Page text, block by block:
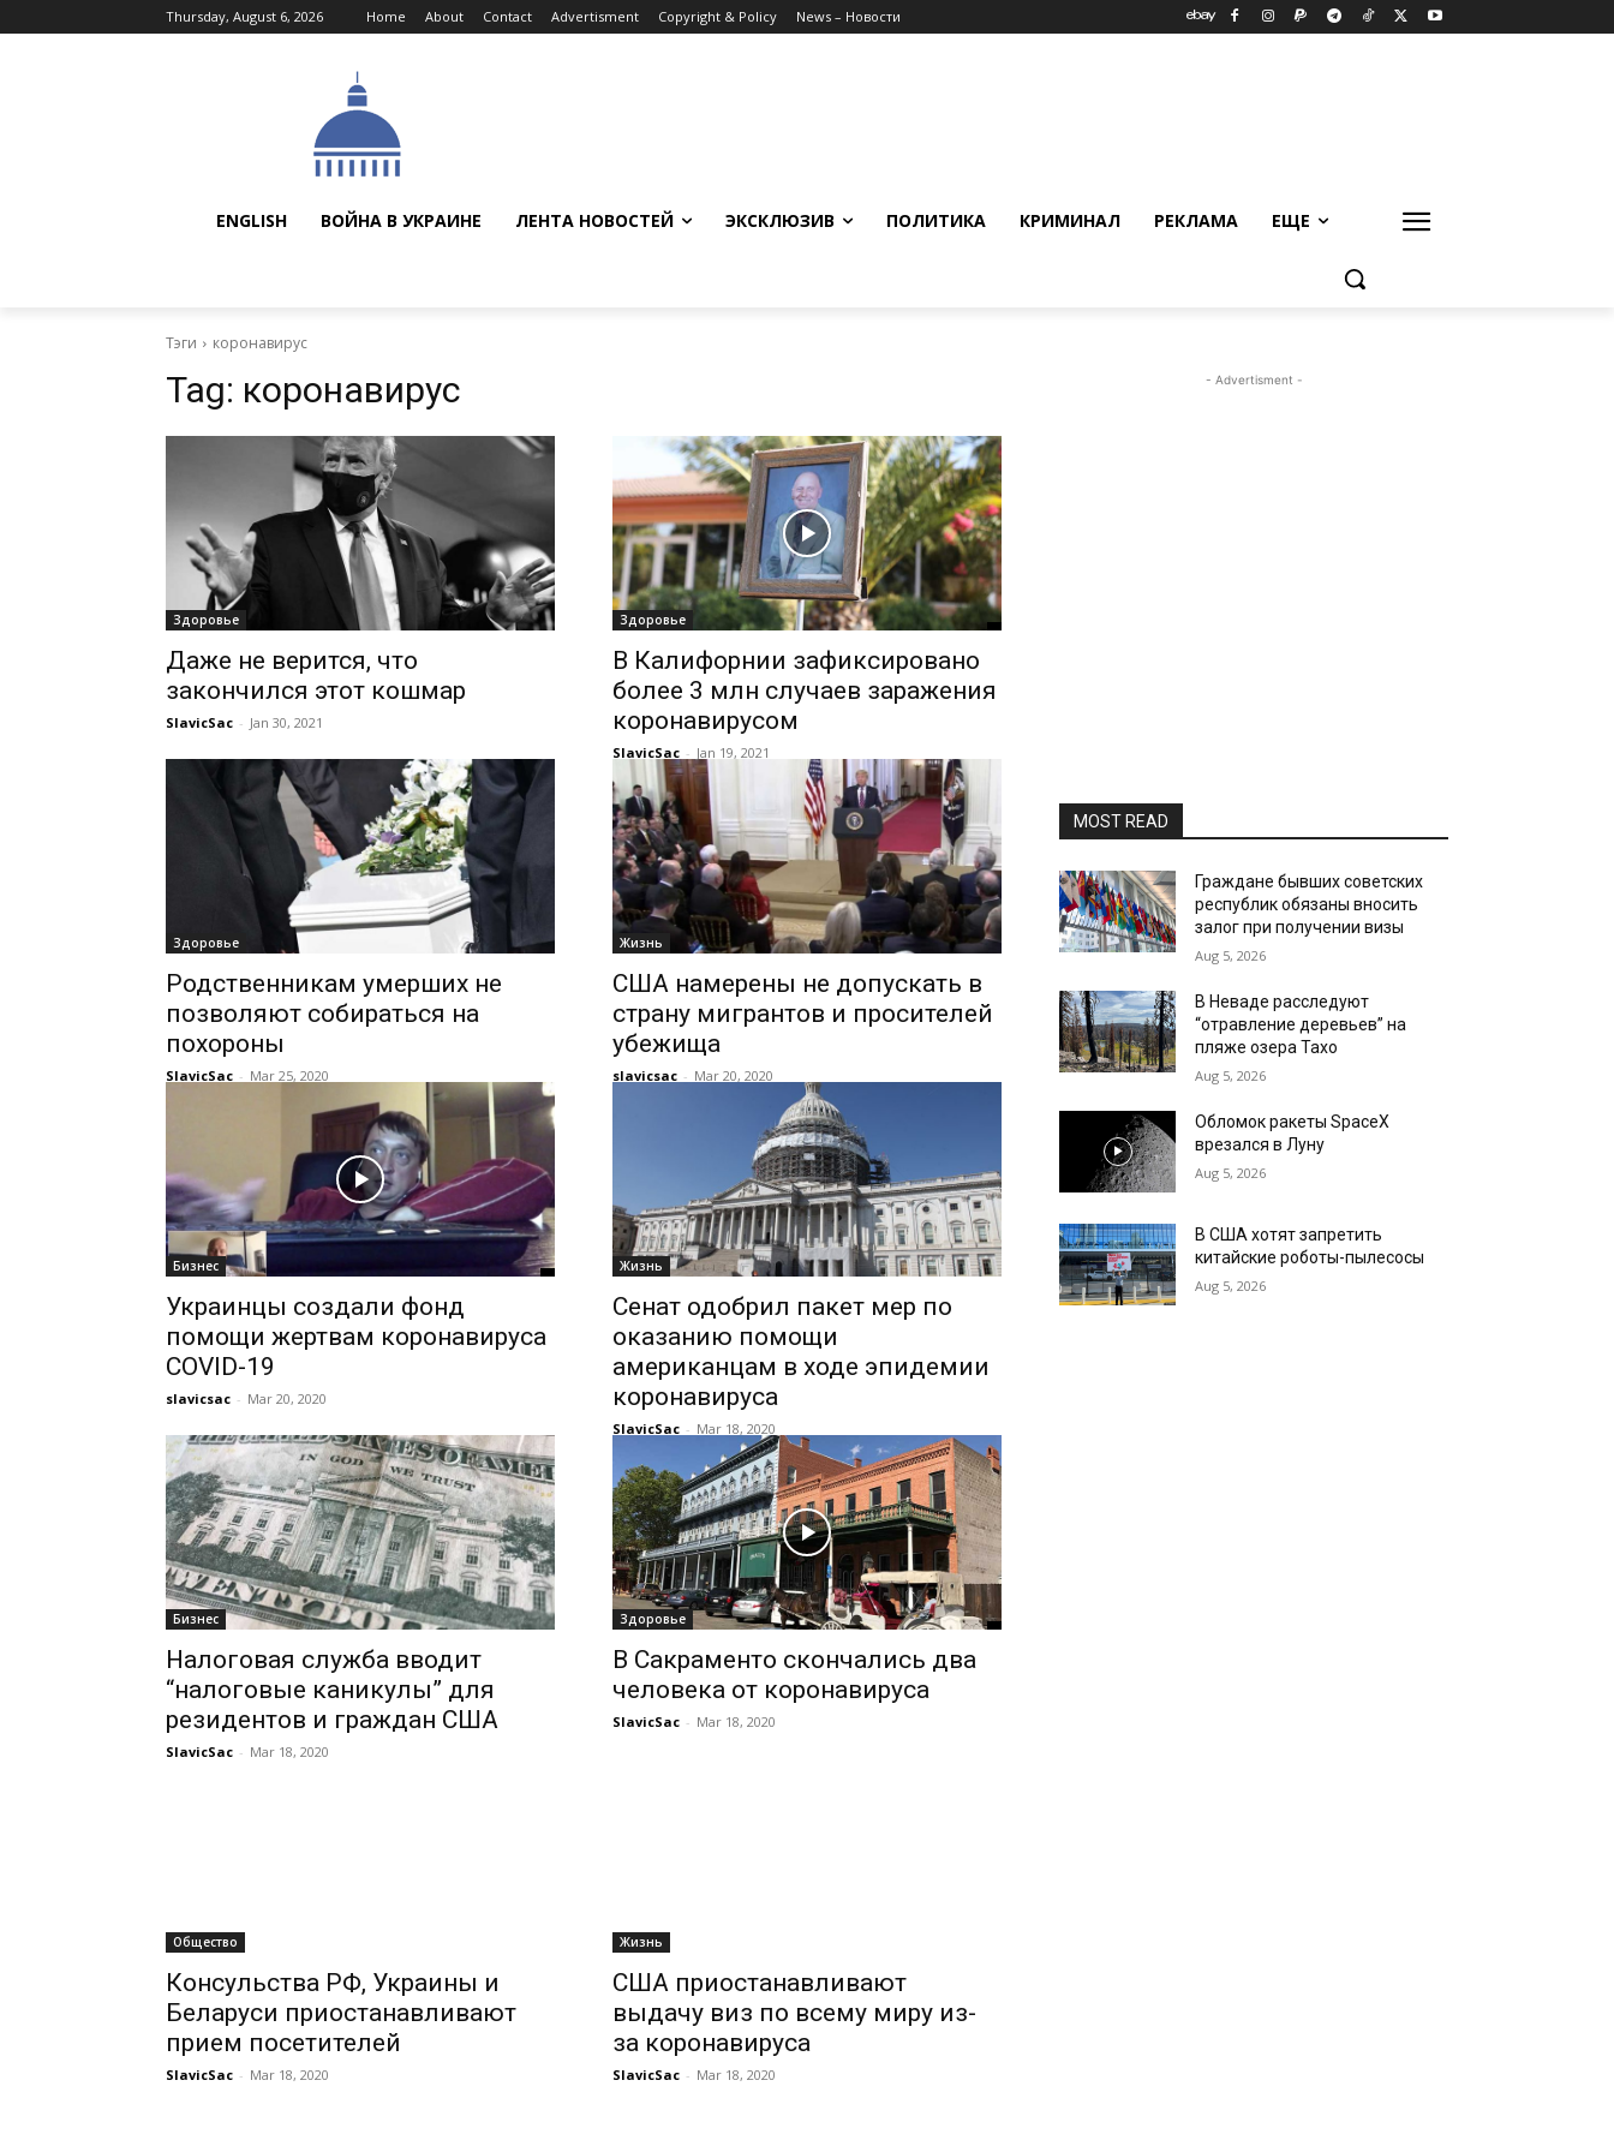
Thursday, August 6, 2026 Home About Contact Advertisment Copyright & Policy News – Новости
ENGLISH ВОЙНА В УКРАИНЕ ЛЕНТА НОВОСТЕЙ ЭКСКЛЮЗИВ ПОЛИТИКА КРИМИНАЛ РЕКЛАМА ЕЩЕ
Тэги коронавирус
Tag: коронавирус
Здоровье
Даже не верится, что
закончился этот кошмар
SlavicSac - Jan 30, 2021
Здоровье
В Калифорнии зафиксировано
более 3 млн случаев заражения
коронавирусом
SlavicSac - Jan 19, 2021
Здоровье
Родственникам умерших не
позволяют собираться на
похороны
SlavicSac - Mar 25, 2020
Жизнь
США намерены не допускать в
страну мигрантов и просителей
убежища
slavicsac - Mar 20, 2020
Бизнес
Украинцы создали фонд
помощи жертвам коронавируса
COVID-19
slavicsac - Mar 20, 2020
Жизнь
Сенат одобрил пакет мер по
оказанию помощи
американцам в ходе эпидемии
коронавируса
SlavicSac - Mar 18, 2020
Бизнес
Налоговая служба вводит
“налоговые каникулы” для
резидентов и граждан США
SlavicSac - Mar 18, 2020
Здоровье
В Сакраменто скончались два
человека от коронавируса
SlavicSac - Mar 18, 2020
Общество
Консульства РФ, Украины и
Беларуси приостанавливают
прием посетителей
SlavicSac - Mar 18, 2020
Жизнь
США приостанавливают
выдачу виз по всему миру из-
за коронавируса
SlavicSac - Mar 18, 2020
- Advertisment -
MOST READ
Граждане бывших советских
республик обязаны вносить
залог при получении визы
Aug 5, 2026
В Неваде расследуют
“отравление деревьев” на
пляже озера Тахо
Aug 5, 2026
Обломок ракеты SpaceX
врезался в Луну
Aug 5, 2026
В США хотят запретить
китайские роботы-пылесосы
Aug 5, 2026